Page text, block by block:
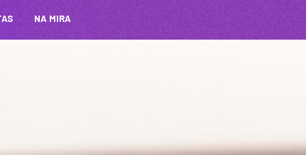
NA MIRA